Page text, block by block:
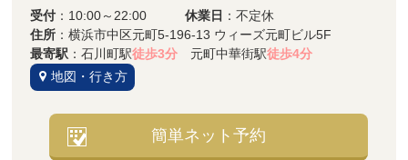
受付 ：10:00～22:00休業日 ：不定休
住所 ：横浜市中区元町5-196-13 ウィーズ元町ビル5F
最寄駅 ：石川町駅徒歩3分 元町中華街駅徒歩4分
地図・行き方
簡単ネット予約